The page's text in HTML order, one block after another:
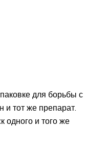
для борьбы с
и тот же препарат.
одного и того же